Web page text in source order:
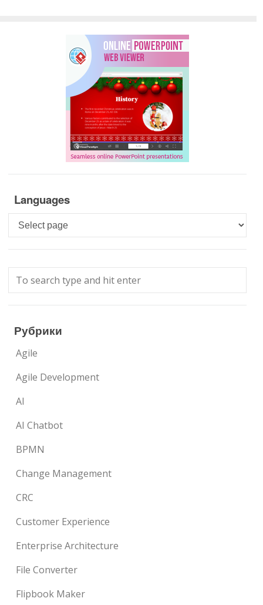
Languages
Languages
Рубрики
Agile
Agile Development
AI
AI Chatbot
BPMN
Change Management
CRC
Customer Experience
Enterprise Architecture
File Converter
Flipbook Maker